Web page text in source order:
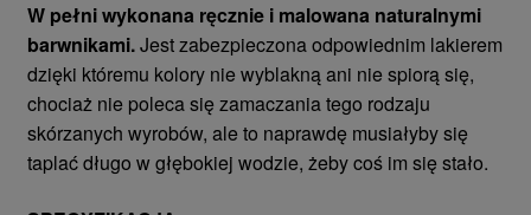
W pełni wykonana ręcznie i malowana naturalnymi
barwnikami.Jest zabezpieczona odpowiednim lakierem
dzięki któremu kolory nie wyblakną ani nie spiorą się,
chociaż nie poleca się zamaczania tego rodzaju
skórzanych wyrobów, ale to naprawdę musiałyby się
taplać długo w głębokiej wodzie, żeby coś im się stało.